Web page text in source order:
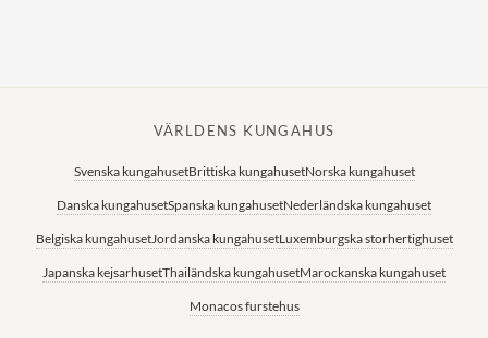
VÄRLDENS KUNGAHUS
Svenska kungahusetBrittiska kungahusetNorska kungahuset
Danska kungahusetSpanska kungahusetNederländska kungahuset
Belgiska kungahusetJordanska kungahusetLuxemburgska storhertighuset
Japanska kejsarhusetThailändska kungahusetMarockanska kungahuset
Monacos furstehus